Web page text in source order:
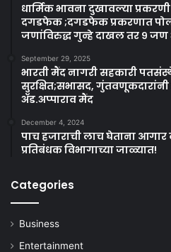
धार्मिक भावना दुखावल्या
दगडफेक ;दगडफेक प्रकरणात
जणांविरुद्ध गुन्हे दाखल तर ९
September 29, 2025
भारती मैंद नागरी सहकारी
सुरक्षित;सभासद,
ॲड.अप्पाराव मैंद
December 4, 2024
पाच हजाराची लाच घेताना
प्रतिबंधक विभागाच्या जाळ्यात!
Categories
Business
Entertainment